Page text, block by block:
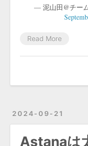
— 泥山田@チー
Read More
2024-09-21
Astanaは